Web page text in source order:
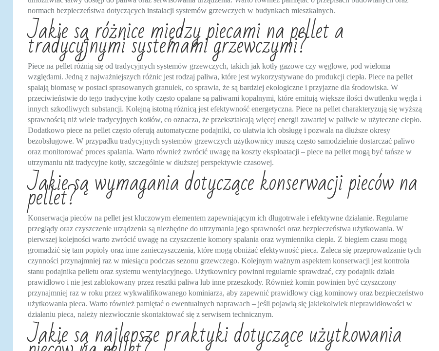
normach bezpieczeństwa dotyczących instalacji systemów grzewczych w budynkach mieszkalnych.
Jakie są różnice między piecami na pellet a
tradycyjnymi systemami grzewczymi?
Piece na pellet różnią się od tradycyjnych systemów grzewczych, takich jak kotły gazowe czy węglowe, pod wieloma
względami. Jedną z najważniejszych różnic jest rodzaj paliwa, które jest wykorzystywane do produkcji ciepła. Piece na pellet
spalają biomasę w postaci sprasowanych granulek, co sprawia, że są bardziej ekologiczne i przyjazne dla środowiska. W
przeciwieństwie do tego tradycyjne kotły często opalane są paliwami kopalnymi, które emitują większe ilości dwutlenku węgla i
innych szkodliwych substancji. Kolejną istotną różnicą jest efektywność energetyczna. Piece na pellet charakteryzują się wyższą
sprawnością niż wiele tradycyjnych kotłów, co oznacza, że przekształcają więcej energii zawartej w paliwie w użyteczne ciepło.
Dodatkowo piece na pellet często oferują automatyczne podajniki, co ułatwia ich obsługę i pozwala na dłuższe okresy
bezobsługowe. W przypadku tradycyjnych systemów grzewczych użytkownicy muszą często samodzielnie dostarczać paliwo
oraz monitorować proces spalania. Warto również zwrócić uwagę na koszty eksploatacji – piece na pellet mogą być tańsze w
utrzymaniu niż tradycyjne kotły, szczególnie w dłuższej perspektywie czasowej.
Jakie są wymagania dotyczące konserwacji pieców na
pellet?
Konserwacja pieców na pellet jest kluczowym elementem zapewniającym ich długotrwałe i efektywne działanie. Regularne
przeglądy oraz czyszczenie urządzenia są niezbędne do utrzymania jego sprawności oraz bezpieczeństwa użytkowania. W
pierwszej kolejności warto zwrócić uwagę na czyszczenie komory spalania oraz wymiennika ciepła. Z biegiem czasu mogą
gromadzić się tam popioły oraz inne zanieczyszczenia, które mogą obniżać efektywność pieca. Zaleca się przeprowadzanie tych
czynności przynajmniej raz w miesiącu podczas sezonu grzewczego. Kolejnym ważnym aspektem konserwacji jest kontrola
stanu podajnika pelletu oraz systemu wentylacyjnego. Użytkownicy powinni regularnie sprawdzać, czy podajnik działa
prawidłowo i nie jest zablokowany przez resztki paliwa lub inne przeszkody. Również komin powinien być czyszczony
przynajmniej raz w roku przez wykwalifikowanego kominiarza, aby zapewnić prawidłowy ciąg kominowy oraz bezpieczeństwo
użytkowania pieca. Warto również pamiętać o ewentualnych naprawach – jeśli pojawią się jakiekolwiek nieprawidłowości w
działaniu pieca, należy niezwłocznie skontaktować się z serwisem technicznym.
Jakie są najlepsze praktyki dotyczące użytkowania